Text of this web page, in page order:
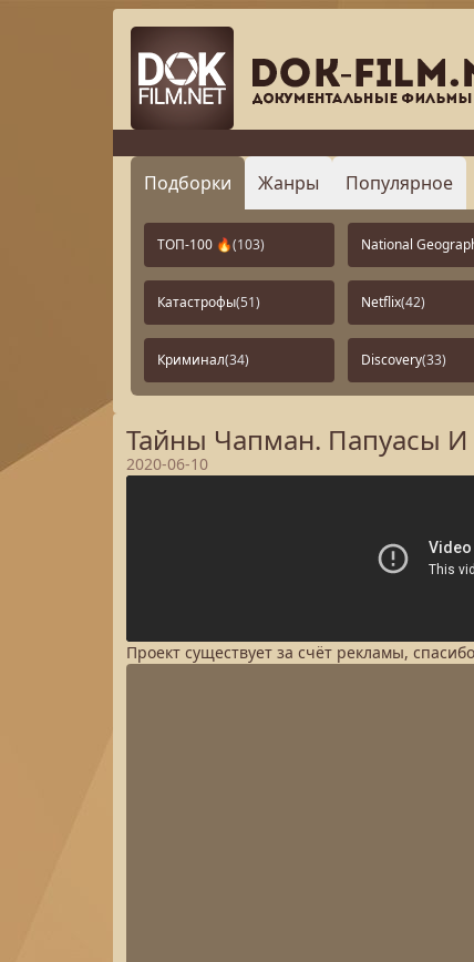
Подборки Жанры Популярное
ТОП-100 🔥(103) National
Катастрофы(51) Netflix(42)
Криминал(34) Discovery(33)
Тайны Чапман. Папуасы
2020-06-10
Проект существует за счёт рекламы,